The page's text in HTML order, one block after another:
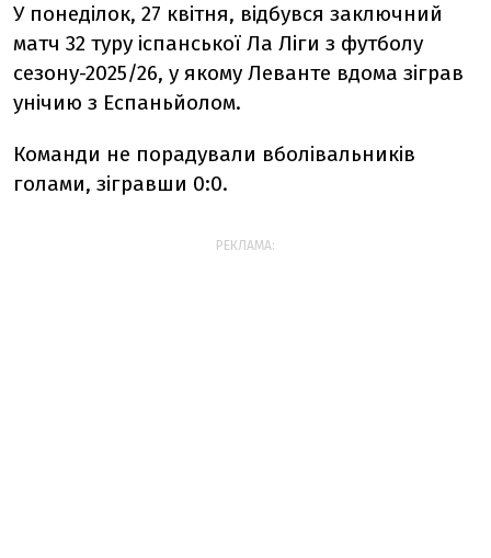
У понеділок, 27 квітня, відбувся заключний
матч 32 туру іспанської Ла Ліги з футболу
сезону-2025/26, у якому Леванте вдома зіграв
унічию з Еспаньйолом.
Команди не порадували вболівальників
голами, зігравши 0:0.
РЕКЛАМА: